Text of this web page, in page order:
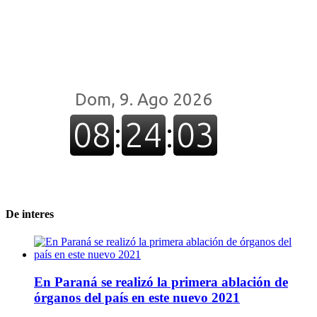
De interes
En Paraná se realizó la primera ablación de
órganos del país en este nuevo 2021